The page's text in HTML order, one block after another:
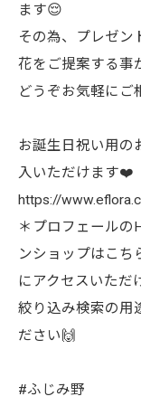
ます😌
その為、プレゼン
花をご提案する事
どうぞお気軽にご
お誕生日祝い用の
入いただけます❤️
https://
＊プロフェール
ンショップはこち
にアクセスいただ
絞り込み検索の用
ださい🙌
#ふじみ野